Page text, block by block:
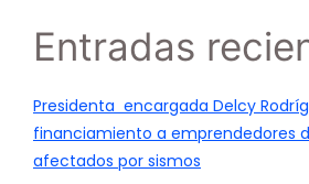
Entradas
Presidenta encargada Delcy
financiamiento a emprendedores
afectados por sismos